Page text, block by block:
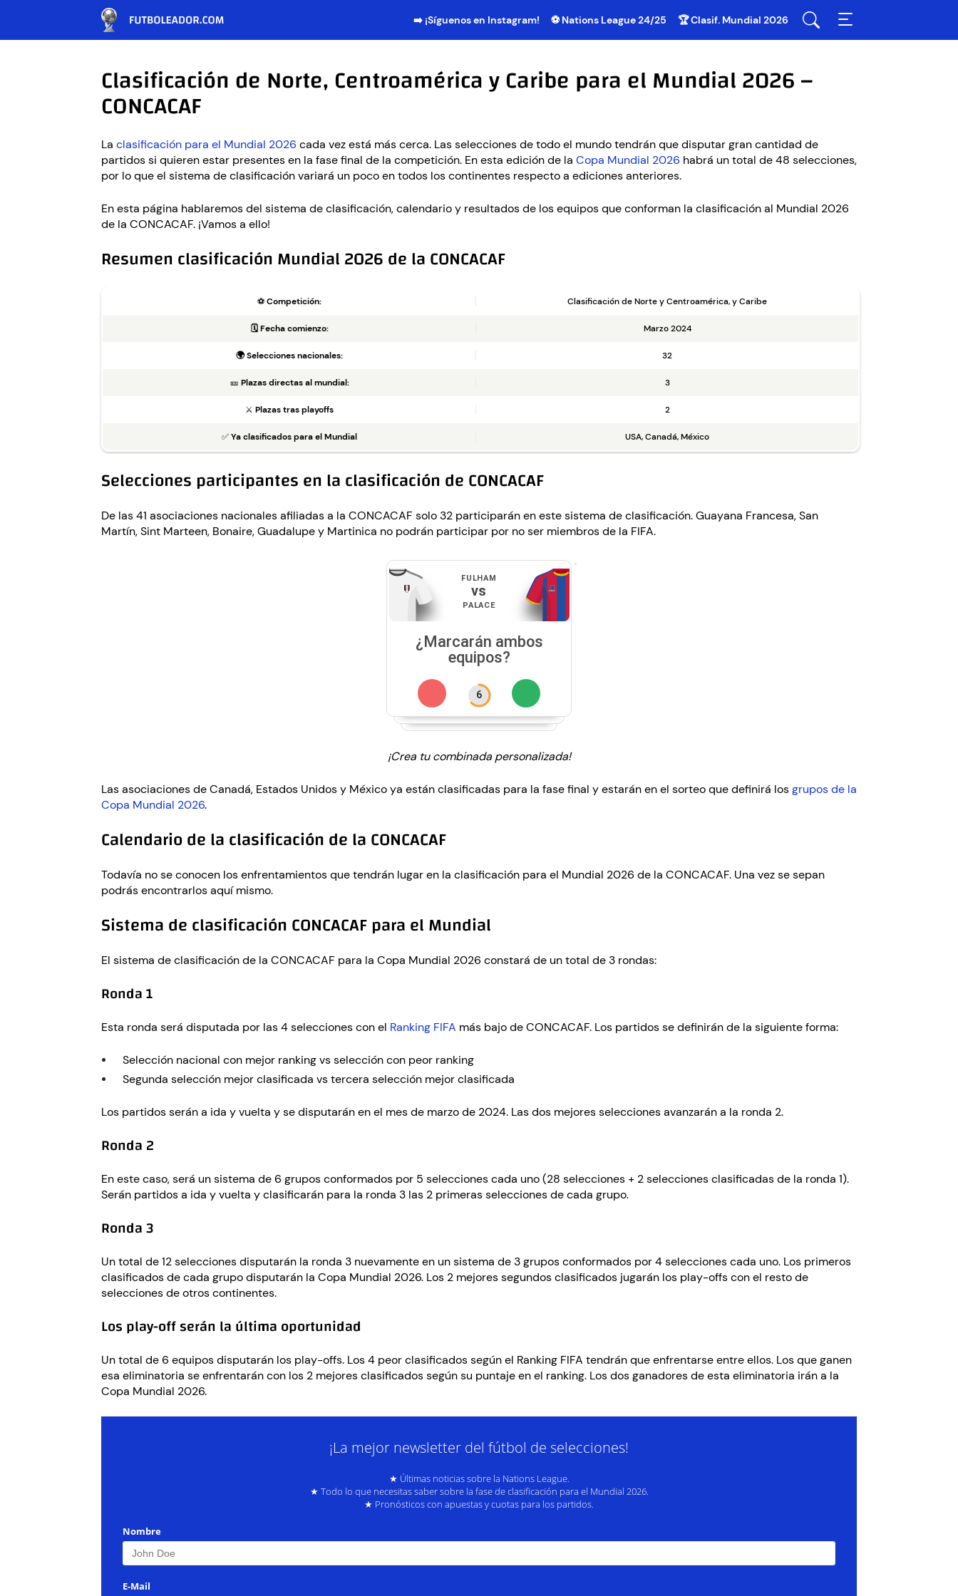
➡️ ¡Síguenos en Instagram! ⚽ Nations League 24/25 🏆 Clasif. Mundial 2026
Clasificación de Norte, Centroamérica y Caribe para el Mundial 2026 –
CONCACAF
La clasificación para el Mundial 2026 cada vez está más cerca. Las selecciones de todo el mundo tendrán que disputar gran cantidad de
partidos si quieren estar presentes en la fase final de la competición. En esta edición de la Copa Mundial 2026 habrá un total de 48 selecciones,
por lo que el sistema de clasificación variará un poco en todos los continentes respecto a ediciones anteriores.
En esta página hablaremos del sistema de clasificación, calendario y resultados de los equipos que conforman la clasificación al Mundial 2026
de la CONCACAF. ¡Vamos a ello!
Resumen clasificación Mundial 2026 de la CONCACAF
⚽Competición: Clasificación de Norte y Centroamérica, y Caribe
🗓️ Fecha comienzo: Marzo 2024
🌍Selecciones nacionales: 32
🎫 Plazas directas al mundial: 3
⚔️ Plazas tras playoffs 2
✅Ya clasificados para el Mundial USA, Canadá, México
Selecciones participantes en la clasificación de CONCACAF
De las 41 asociaciones nacionales afiliadas a la CONCACAF solo 32 participarán en este sistema de clasificación. Guayana Francesa, San
Martín, Sint Marteen, Bonaire, Guadalupe y Martinica no podrán participar por no ser miembros de la FIFA.
¡Crea tu combinada personalizada!
Las asociaciones de Canadá, Estados Unidos y México ya están clasificadas para la fase final y estarán en el sorteo que definirá losgrupos de la
Copa Mundial 2026.
Calendario de la clasificación de la CONCACAF
Todavía no se conocen los enfrentamientos que tendrán lugar en la clasificación para el Mundial 2026 de la CONCACAF. Una vez se sepan
podrás encontrarlos aquí mismo.
Sistema de clasificación CONCACAF para el Mundial
El sistema de clasificación de la CONCACAF para la Copa Mundial 2026 constará de un total de 3 rondas:
Ronda 1
Esta ronda será disputada por las 4 selecciones con el Ranking FIFA más bajo de CONCACAF. Los partidos se definirán de la siguiente forma:
Selección nacional con mejor ranking vs selección con peor ranking
Segunda selección mejor clasificada vs tercera selección mejor clasificada
Los partidos serán a ida y vuelta y se disputarán en el mes de marzo de 2024. Las dos mejores selecciones avanzarán a la ronda 2.
Ronda 2
En este caso, será un sistema de 6 grupos conformados por 5 selecciones cada uno (28 selecciones + 2 selecciones clasificadas de la ronda 1).
Serán partidos a ida y vuelta y clasificarán para la ronda 3 las 2 primeras selecciones de cada grupo.
Ronda 3
Un total de 12 selecciones disputarán la ronda 3 nuevamente en un sistema de 3 grupos conformados por 4 selecciones cada uno. Los primeros
clasificados de cada grupo disputarán la Copa Mundial 2026. Los 2 mejores segundos clasificados jugarán los play-offs con el resto de
selecciones de otros continentes.
Los play-off serán la última oportunidad
Un total de 6 equipos disputarán los play-offs. Los 4 peor clasificados según el Ranking FIFA tendrán que enfrentarse entre ellos. Los que ganen
esa eliminatoria se enfrentarán con los 2 mejores clasificados según su puntaje en el ranking. Los dos ganadores de esta eliminatoria irán a la
Copa Mundial 2026.